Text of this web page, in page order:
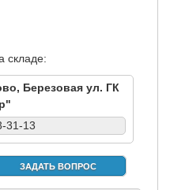
складе:
Березовая ул. ГК
31-13
ЗАДАТЬ ВОПРОС